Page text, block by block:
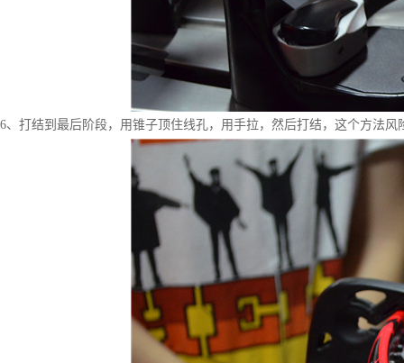
6、打结到最后阶段，用锥子顶住线孔，用手拉，然后打结，这个方法